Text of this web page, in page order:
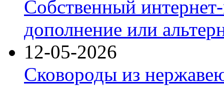
Собственный
дополнение или
12-05-2026
Сковороды из